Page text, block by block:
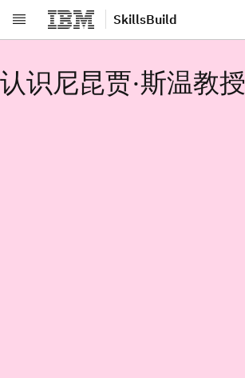
跳转至主要内容 SkillsBuild
认识尼昆贾·斯温教授